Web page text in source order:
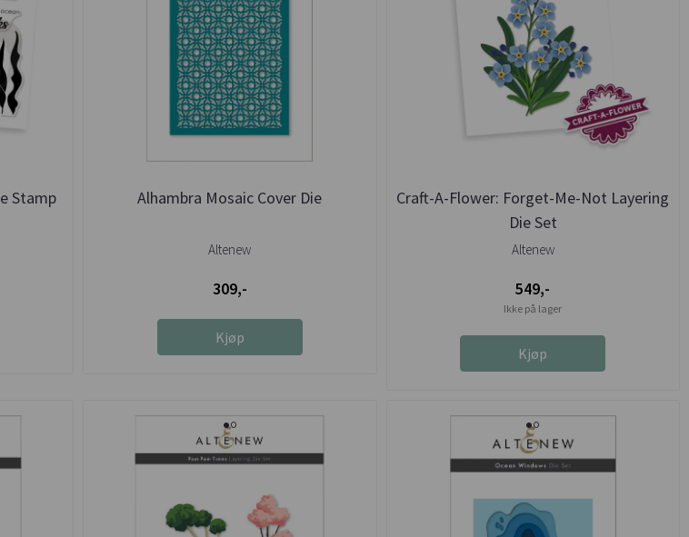
Stamp
Alhambra Mosaic Cover Die
Altenew
309,-
Kjøp
Craft-A-Flower: Forget-Me-Not Layering
Die Set
Altenew
549,-
Ikke på lager
Kjøp